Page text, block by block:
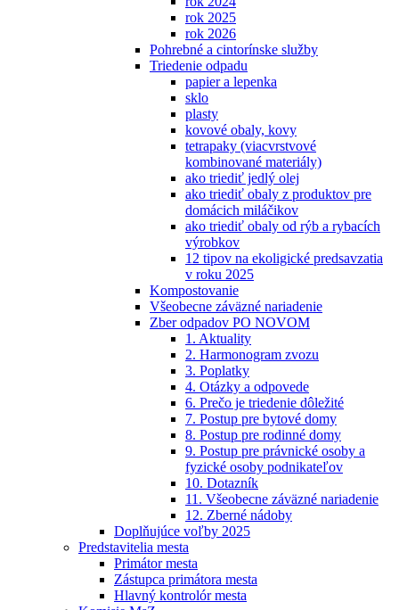
rok 2025
rok 2026
Pohrebné a cintorínske služby
Triedenie odpadu
papier a lepenka
sklo
plasty
kovové obaly, kovy
tetrapaky (viacvrstvové
kombinované materiály)
ako triediť jedlý olej
ako triediť obaly z produktov pre
domácich miláčikov
ako triediť obaly od rýb a rybacích
výrobkov
12 tipov na ekoligické predsavzatia
v roku 2025
Kompostovanie
Všeobecne záväzné nariadenie
Zber odpadov PO NOVOM
1. Aktuality
2. Harmonogram zvozu
3. Poplatky
4. Otázky a odpovede
6. Prečo je triedenie dôležité
7. Postup pre bytové domy
8. Postup pre rodinné domy
9. Postup pre právnické osoby a
fyzické osoby podnikateľov
10. Dotazník
11. Všeobecne záväzné nariadenie
12. Zberné nádoby
Doplňujúce voľby 2025
Predstavitelia mesta
Primátor mesta
Zástupca primátora mesta
Hlavný kontrolór mesta